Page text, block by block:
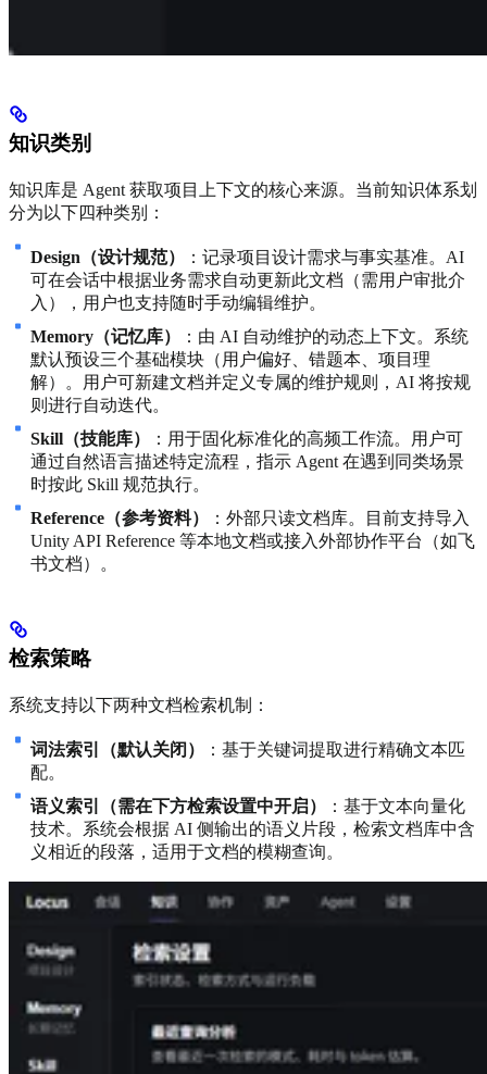
知识类别
知识库是 Agent 获取项目上下文的核心来源。当前知识体系划
分为以下四种类别：
Design（设计规范）
：记录项目设计需求与事实基准。AI
可在会话中根据业务需求自动更新此文档（需用户审批介
入），用户也支持随时手动编辑维护。
Memory（记忆库）
：由 AI 自动维护的动态上下文。系统
默认预设三个基础模块（用户偏好、错题本、项目理
解）。用户可新建文档并定义专属的维护规则，AI 将按规
则进行自动迭代。
Skill（技能库）
：用于固化标准化的高频工作流。用户可
通过自然语言描述特定流程，指示 Agent 在遇到同类场景
时按此 Skill 规范执行。
Reference（参考资料）
：外部只读文档库。目前支持导入
Unity API Reference 等本地文档或接入外部协作平台（如飞
书文档）。
检索策略
系统支持以下两种文档检索机制：
词法索引（默认关闭）
：基于关键词提取进行精确文本匹
配。
语义索引（需在下方检索设置中开启）
：基于文本向量化
技术。系统会根据 AI 侧输出的语义片段，检索文档库中含
义相近的段落，适用于文档的模糊查询。